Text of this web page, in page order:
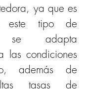
ya que es
este tipo de
se adapta
las condiciones
además de
tasas de